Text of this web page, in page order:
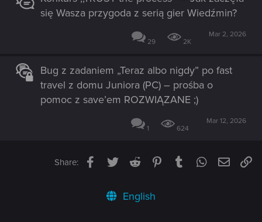
się Wasza przygoda z serią gier Wiedźmin?
29 2K
Mar 2, 2026
Bug z zadaniem „Teraz albo nigdy” po fast
travel z domu Juniora (PC) – prośba o
pomoc z save’em ROZWIĄZANE ;)
1 624
Mar 12, 2026
Share: Facebook
TwitterReddit PinterestTumblrWhatsApp
Email
English